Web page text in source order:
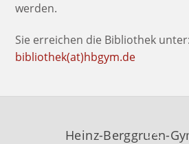
werden.
Sie erreichen die Bibliothek unter:
bibliothek(at)hbgym.de
Back
Heinz-Berggruen-